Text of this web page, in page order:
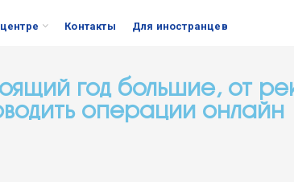
Контакты Для иностранцев
год большие, от
операции онлайн